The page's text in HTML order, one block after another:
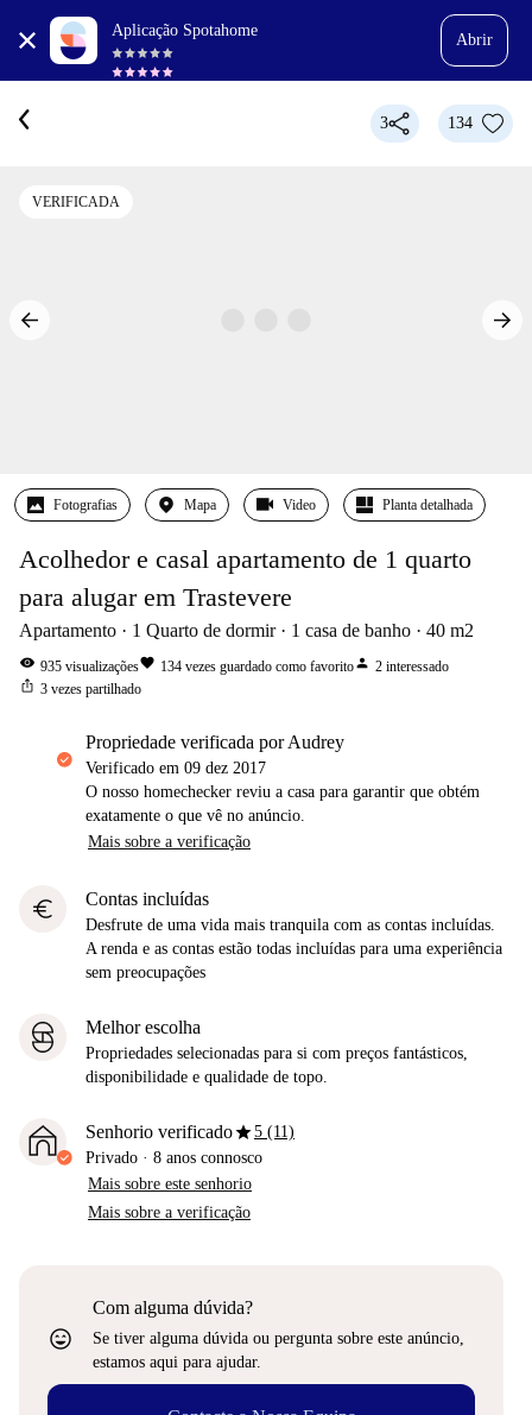
Aplicação Spotahome
Abrir
3 134
VERIFICADA
Fotografias Mapa Video Planta detalhada
Acolhedor e casal apartamento de 1 quarto
para alugar em Trastevere
Apartamento 1 Quarto de dormir 1 casa de banho 40 m2
visibility 935 visualizaçõesfavorite 134 vezes guardado como favoritoperson 2 interessado
ios_share 3 vezes partilhado
propriedade verificada por Audrey
Verificado em 09 dez 2017
O nosso homechecker reviu a casa para garantir que obtém
exatamente o que vê no anúncio.
Mais sobre a verificação
euro Contas incluídas
Desfrute de uma vida mais tranquila com as contas incluídas.
A renda e as contas estão todas incluídas para uma experiência
sem preocupações
Melhor escolha
Propriedades selecionadas para si com preços fantásticos,
disponibilidade e qualidade de topo.
Senhorio verificadostar5 (11)
Privado · 8 anos connosco
Mais sobre este senhorio
Mais sobre a verificação
sentiment_very_satisfied
Com alguma dúvida?
Se tiver alguma dúvida ou pergunta sobre este anúncio,
estamos aqui para ajudar.